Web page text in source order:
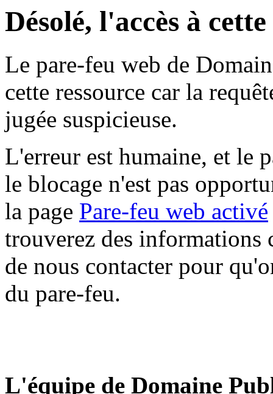
Désolé, l'accès à
Le pare-feu web de
cette ressource car la
jugée suspicieuse.
L'erreur est humaine, et le
le blocage n'est pas
la page Pare-feu web activé
trouverez des informations
de nous contacter pour
du pare-feu.
L'équipe de Domaine